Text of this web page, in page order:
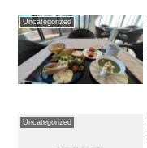
Uncategorized
Uncategorized